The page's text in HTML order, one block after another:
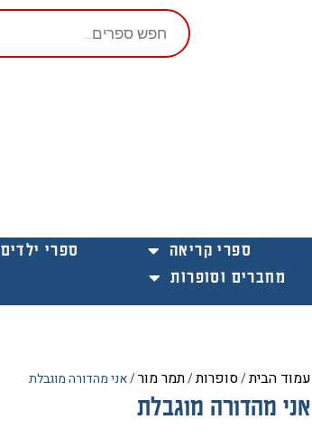
Products
search
ספרי קריאה ספרי ילדים
מחברים וסופרות
עמוד הבית/סופרות/תמר מור/ אני מהדורה מוגבלת
אני מהדורה מוגבלת